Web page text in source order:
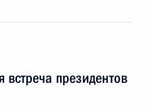
президентов